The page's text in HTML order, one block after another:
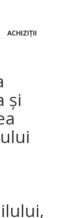
ACHIZIȚII
și